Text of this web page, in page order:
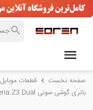
صفحه نخست قطعات موبایل
باتری گوشی سونی Sony D6633 Xperia Z3 Dual